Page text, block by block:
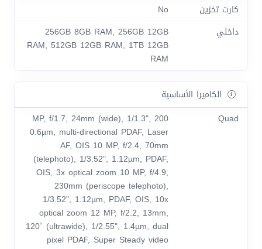
كارت تخزين
No
داخلي
256GB 8GB RAM, 256GB 12GB
RAM, 512GB 12GB RAM, 1TB 12GB
RAM
الكاميرا الأساسية
Quad
200 MP, f/1.7, 24mm (wide), 1/1.3",
0.6µm, multi-directional PDAF, Laser
AF, OIS 10 MP, f/2.4, 70mm
(telephoto), 1/3.52", 1.12µm, PDAF,
OIS, 3x optical zoom 10 MP, f/4.9,
230mm (periscope telephoto),
1/3.52", 1.12µm, PDAF, OIS, 10x
optical zoom 12 MP, f/2.2, 13mm,
120˚ (ultrawide), 1/2.55", 1.4µm, dual
pixel PDAF, Super Steady video